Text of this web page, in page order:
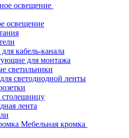
освещение
освещение
кабель-канала
для монтажа
светильники
светодиодной ленты
столешницу
лента
Мебельная кромка